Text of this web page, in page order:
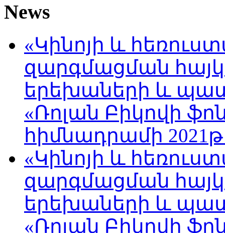
News
«Կինոյի և
զարգմացման
երեխաների և
«Ռոլան Բիկովի
հիմնադրամի
«Կինոյի և
զարգմացման
երեխաների և
«Ռոլան Բիկովի